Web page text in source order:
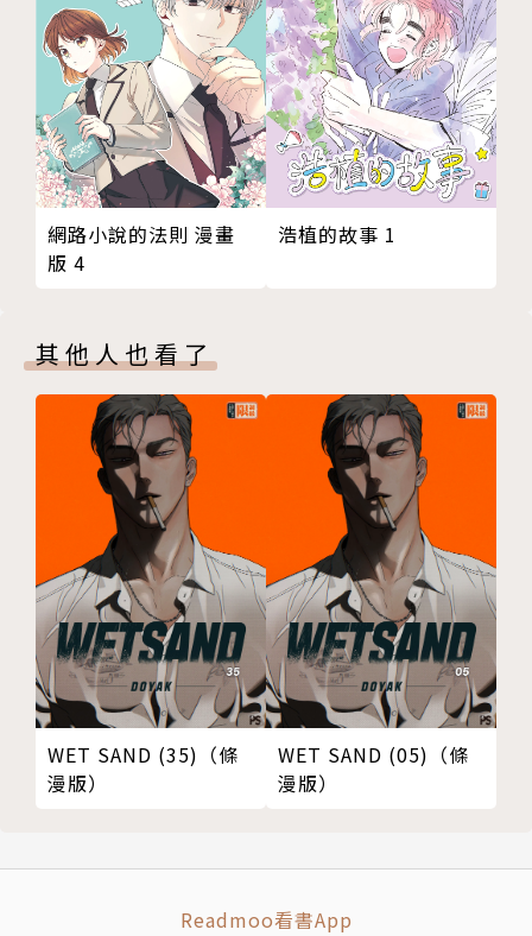
網路小說的法則 漫畫
版 4
浩植的故事 1
其他人也看了
WET SAND (35)（條
漫版）
WET SAND (05)（條
漫版）
Readmoo看書App